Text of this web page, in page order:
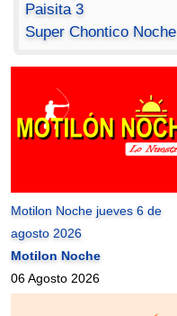
Paisita 3
Super Chontico Noche
Motilon Noche jueves 6 de
agosto 2026
Motilon Noche
06 Agosto 2026